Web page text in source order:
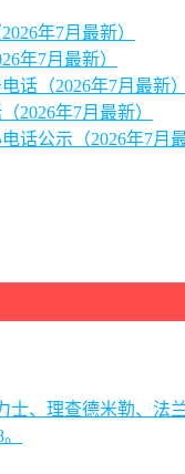
年7月最新）
年7月最新）
话（2026年7月最新）
2026年7月最新）
话公示（2026年7月最
、理查德米勒、